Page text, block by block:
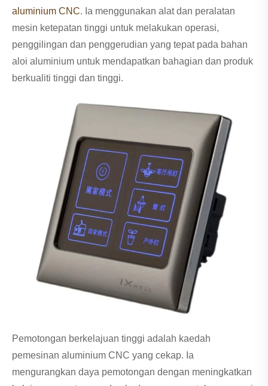
aluminium CNC. Ia menggunakan alat dan peralatan
mesin ketepatan tinggi untuk melakukan operasi,
penggilingan dan penggerudian yang tepat pada bahan
aloi aluminium untuk mendapatkan bahagian dan produk
berkualiti tinggi dan tinggi.
Pemotongan berkelajuan tinggi adalah kaedah
pemesinan aluminium CNC yang cekap. Ia
mengurangkan daya pemotongan dengan meningkatkan